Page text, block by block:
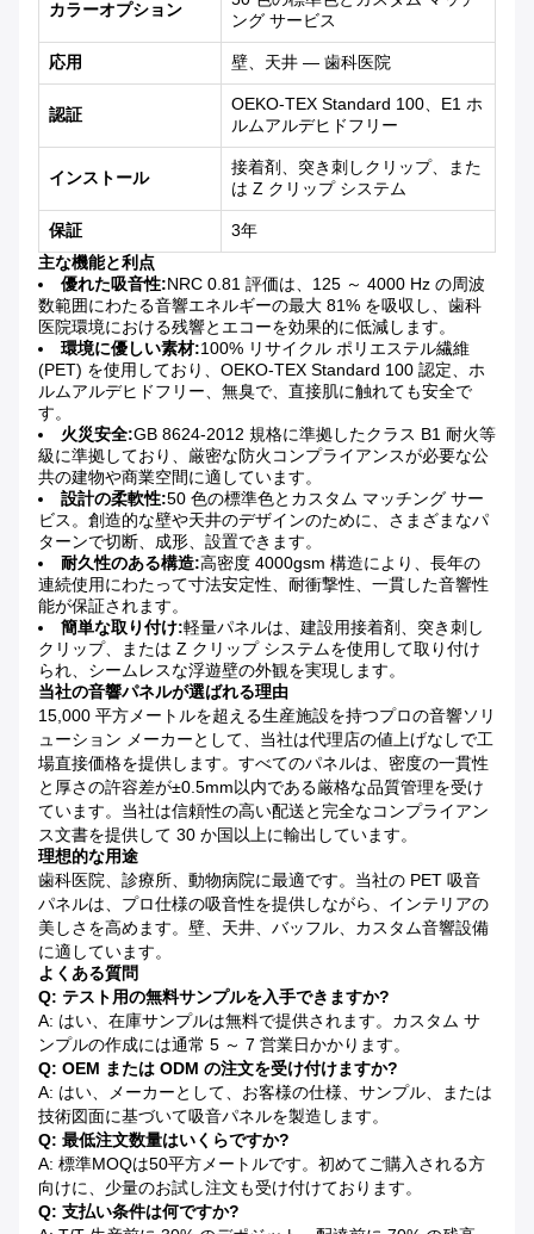
カラーオプション
ング サービス
応用 壁、天井 — 歯科医院
認証
OEKO-TEX Standard 100、E1 ホ
ルムアルデヒドフリー
インストール
接着剤、突き刺しクリップ、また
は Z クリップ システム
保証
3年
主な機能と利点
優れた吸音性:NRC 0.81 評価は、125 ～ 4000 Hz の周波
数範囲にわたる音響エネルギーの最大 81% を吸収し、歯科
医院環境における残響とエコーを効果的に低減します。
環境に優しい素材:100% リサイクル ポリエステル繊維
(PET) を使用しており、OEKO-TEX Standard 100 認定、ホ
ルムアルデヒドフリー、無臭で、直接肌に触れても安全で
す。
火災安全:GB 8624-2012 規格に準拠したクラス B1 耐火等
級に準拠しており、厳密な防火コンプライアンスが必要な公
共の建物や商業空間に適しています。
設計の柔軟性:50 色の標準色とカスタム マッチング サー
ビス。創造的な壁や天井のデザインのために、さまざまなパ
ターンで切断、成形、設置できます。
耐久性のある構造:高密度 4000gsm 構造により、長年の
連続使用にわたって寸法安定性、耐衝撃性、一貫した音響性
能が保証されます。
簡単な取り付け:軽量パネルは、建設用接着剤、突き刺し
クリップ、または Z クリップ システムを使用して取り付け
られ、シームレスな浮遊壁の外観を実現します。
当社の音響パネルが選ばれる理由
15,000 平方メートルを超える生産施設を持つプロの音響ソリ
ューション メーカーとして、当社は代理店の値上げなしで工
場直接価格を提供します。すべてのパネルは、密度の一貫性
と厚さの許容差が±0.5mm以内である厳格な品質管理を受け
ています。当社は信頼性の高い配送と完全なコンプライアン
ス文書を提供して 30 か国以上に輸出しています。
理想的な用途
歯科医院、診療所、動物病院に最適です。当社の PET 吸音
パネルは、プロ仕様の吸音性を提供しながら、インテリアの
美しさを高めます。壁、天井、バッフル、カスタム音響設備
に適しています。
よくある質問
Q: テスト用の無料サンプルを入手できますか?
A: はい、在庫サンプルは無料で提供されます。カスタム サ
ンプルの作成には通常 5 ～ 7 営業日かかります。
Q: OEM または ODM の注文を受け付けますか?
A: はい、メーカーとして、お客様の仕様、サンプル、または
技術図面に基づいて吸音パネルを製造します。
Q: 最低注文数量はいくらですか?
A: 標準MOQは50平方メートルです。初めてご購入される方
向けに、少量のお試し注文も受け付けております。
Q: 支払い条件は何ですか?